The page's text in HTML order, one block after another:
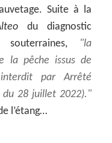
Suite à la
du diagnostic
souterraines,
la
la pêche issus de
par Arrêté
du 28 juillet 2022).
l’étang…